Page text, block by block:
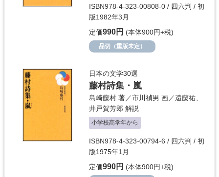
ISBN978-4-323-00808-0 / 四六判 / 初
版1982年3月
定価990円 (本体900円+税)
品切（重版未定）
日本の文学30選
藤村詩集・嵐
島崎藤村 著／市川禎男 画／遠藤祐
井戸賀芳郎 解説
小学校高学年から
ISBN978-4-323-00794-6 / 四六判 / 初
版1975年1月
定価990円 (本体900円+税)